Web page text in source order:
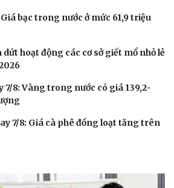
bạc trong nước ở mức 61,9 triệu
hoạt động các cơ sở giết mổ nhỏ lẻ
7/8: Vàng trong nước có giá 139,2-
7/8: Giá cà phê đồng loạt tăng trên